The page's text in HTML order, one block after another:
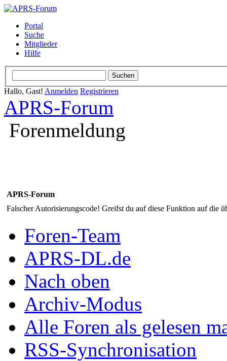
Portal
Suche
Mitglieder
Hilfe
Hallo, Gast! Anmelden Registrieren
APRS-Forum
Forenmeldung
APRS-Forum
Falscher Autorisierungscode! Greifst du auf diese Funktion auf die
Foren-Team
APRS-DL.de
Nach oben
Archiv-Modus
Alle Foren als gelesen
RSS-Synchronisation